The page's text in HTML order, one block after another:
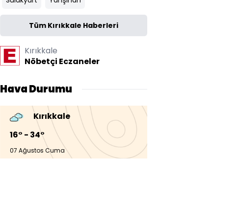
Tüm Kırıkkale Haberleri
Kırıkkale
Nöbetçi Eczaneler
Hava Durumu
Kırıkkale
16° - 34°
07 Ağustos Cuma